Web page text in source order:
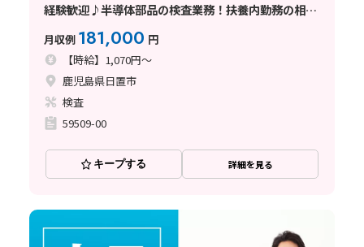
経験歓迎♪半導体部品の検査業務！扶養内勤務の相談
月収例 181,000 円
【時給】1,070円～
鹿児島県日置市
検査
59509-00
キープする 詳細を見る